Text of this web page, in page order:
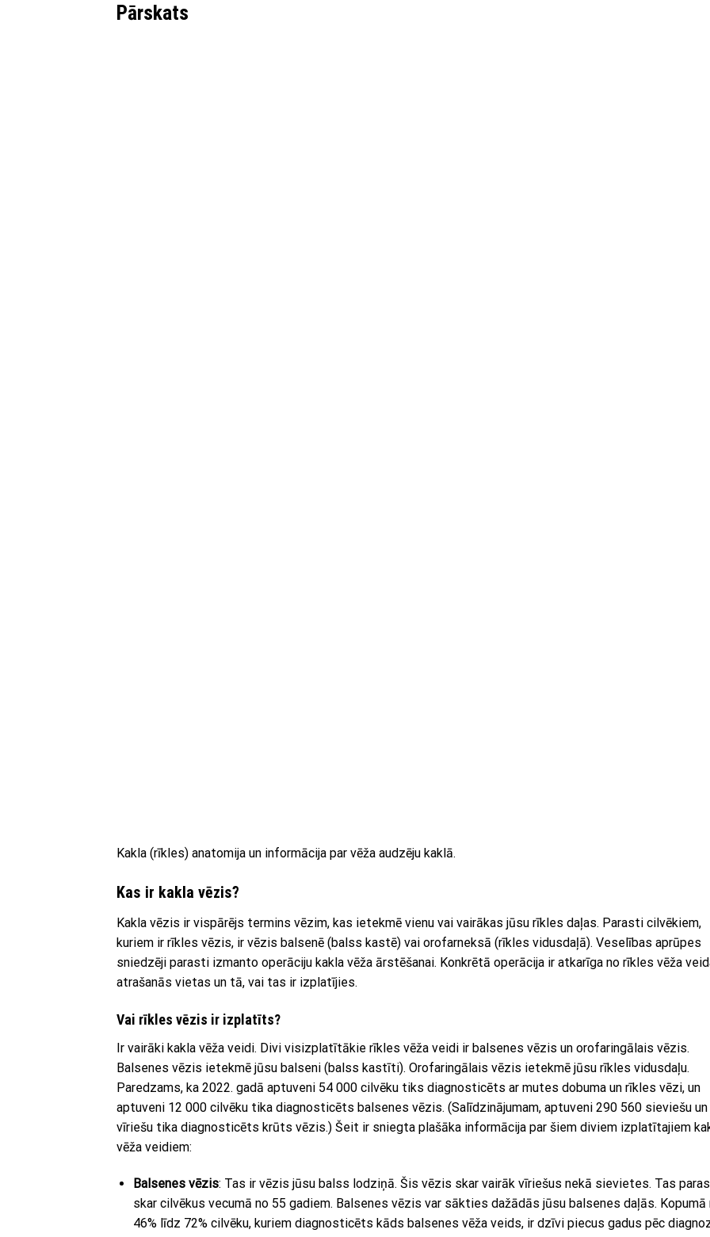
Pārskats
Kakla (rīkles) anatomija un informācija par vēža audzēju kaklā.
Kas ir kakla vēzis?
Kakla vēzis ir vispārējs termins vēzim, kas ietekmē vienu vai vairākas jūsu rīkles daļas. Parasti cilvēkiem,
kuriem ir rīkles vēzis, ir vēzis balsenē (balss kastē) vai orofarneksā (rīkles vidusdaļā). Veselības aprūpes
sniedzēji parasti izmanto operāciju kakla vēža ārstēšanai. Konkrētā operācija ir atkarīga no rīkles vēža
atrašanās vietas un tā, vai tas ir izplatījies.
Vai rīkles vēzis ir izplatīts?
Ir vairāki kakla vēža veidi. Divi visizplatītākie rīkles vēža veidi ir balsenes vēzis un orofaringālais vēzis.
Balsenes vēzis ietekmē jūsu balseni (balss kastīti). Orofaringālais vēzis ietekmē jūsu rīkles vidusdaļu.
Paredzams, ka 2022. gadā aptuveni 54 000 cilvēku tiks diagnosticēts ar mutes dobuma un rīkles vēzi, un
aptuveni 12 000 cilvēku tika diagnosticēts balsenes vēzis. (Salīdzinājumam, aptuveni 290 560 sieviešu un
vīriešu tika diagnosticēts krūts vēzis.) Šeit ir sniegta plašāka informācija par šiem diviem izplatītajiem
vēža veidiem:
Balsenes vēzis: Tas ir vēzis jūsu balss lodziņā. Šis vēzis skar vairāk vīriešus nekā sievietes. Tas
skar cilvēkus vecumā no 55 gadiem. Balsenes vēzis var sākties dažādās jūsu balsenes daļās. Kopumā
46% līdz 72% cilvēku, kuriem diagnosticēts kāds balsenes vēža veids, ir dzīvi piecus gadus pēc